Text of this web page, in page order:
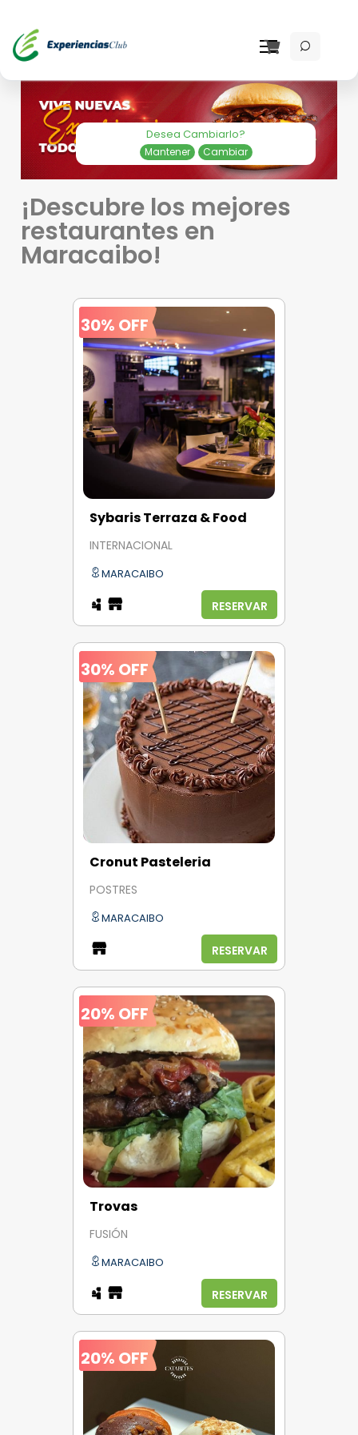
Desea Cambiarlo?
Mantener Cambiar
¡Descubre los mejores
restaurantes en
Maracaibo!
30% OFF
Sybaris Terraza & Food
INTERNACIONAL
MARACAIBO
RESERVAR
30% OFF
Cronut Pasteleria
POSTRES
MARACAIBO
RESERVAR
20% OFF
Trovas
FUSIÓN
MARACAIBO
RESERVAR
20% OFF